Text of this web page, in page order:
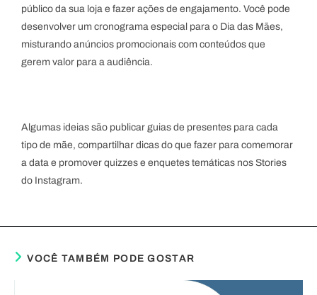
público da sua loja e fazer ações de engajamento. Você pode
desenvolver um cronograma especial para o Dia das Mães,
misturando anúncios promocionais com conteúdos que
gerem valor para a audiência.
Algumas ideias são publicar guias de presentes para cada
tipo de mãe, compartilhar dicas do que fazer para comemorar
a data e promover quizzes e enquetes temáticas nos Stories
do Instagram.
VOCÊ TAMBÉM PODE GOSTAR